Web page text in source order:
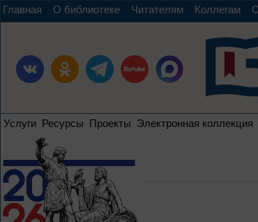
Главная О библиотеке Читателям Коллегам
Услуги Ресурсы Проекты Электронная коллекция